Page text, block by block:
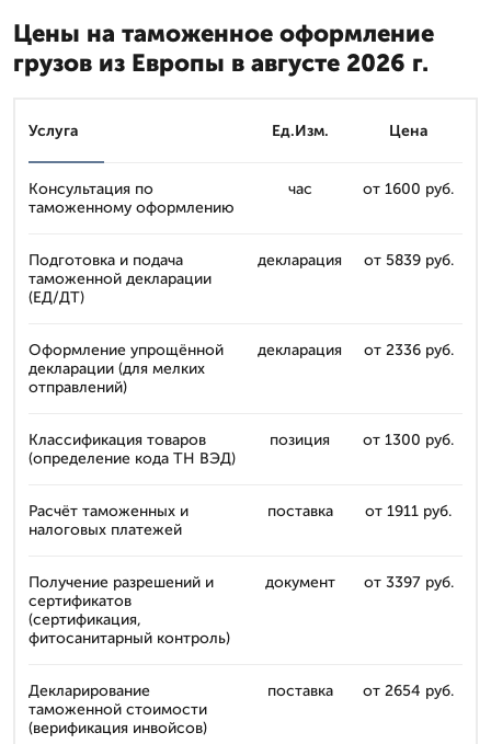
Цены на таможенное оформление
грузов из Европы в августе 2026 г.
Услуга Ед.Изм. Цена
Консультация по
таможенному оформлению
час от 1600 руб.
Подготовка и подача
таможенной декларации
(ЕД/ДТ)
декларация от 5839 руб.
Оформление упрощённой
декларации (для мелких
отправлений)
декларация от 2336 руб.
Классификация товаров
(определение кода ТН ВЭД)
позиция от 1300 руб.
Расчёт таможенных и
налоговых платежей
поставка от 1911 руб.
Получение разрешений и
сертификатов
(сертификация,
фитосанитарный контроль)
документ от 3397 руб.
Декларирование
таможенной стоимости
(верификация инвойсов)
поставка от 2654 руб.